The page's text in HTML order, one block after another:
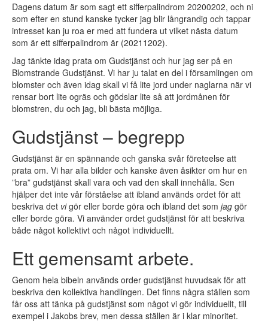
Dagens datum är som sagt ett sifferpalindrom 20200202, och ni
som efter en stund kanske tycker jag blir långrandig och tappar
intresset kan ju roa er med att fundera ut vilket nästa datum
som är ett sifferpalindrom är (20211202).
Jag tänkte idag prata om Gudstjänst och hur jag ser på en
Blomstrande Gudstjänst. Vi har ju talat en del i församlingen om
blomster och även idag skall vi få lite jord under naglarna när vi
rensar bort lite ogräs och gödslar lite så att jordmånen för
blomstren, du och jag, bli bästa möjliga.
Gudstjänst – begrepp
Gudstjänst är en spännande och ganska svår företeelse att
prata om. Vi har alla bilder och kanske även åsikter om hur en
”bra” gudstjänst skall vara och vad den skall innehålla. Sen
hjälper det inte vår förståelse att ibland används ordet för att
beskriva det vigör eller borde göra och ibland det som jag gör
eller borde göra. Vi använder ordet gudstjänst för att beskriva
både något kollektivt och något individuellt.
Ett gemensamt arbete.
Genom hela bibeln används order gudstjänst huvudsak för att
beskriva den kollektiva handlingen. Det finns några ställen som
får oss att tänka på gudstjänst som något vi gör individuellt, till
exempel i Jakobs brev, men dessa ställen är i klar minoritet.